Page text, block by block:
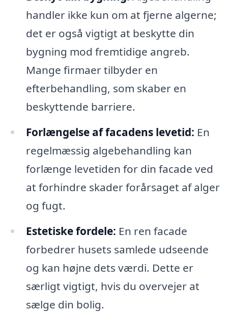
handler ikke kun om at fjerne algerne;
det er også vigtigt at beskytte din
bygning mod fremtidige angreb.
Mange firmaer tilbyder en
efterbehandling, som skaber en
beskyttende barriere.
Forlængelse af facadens levetid: En
regelmæssig algebehandling kan
forlænge levetiden for din facade ved
at forhindre skader forårsaget af alger
og fugt.
Estetiske fordele: En ren facade
forbedrer husets samlede udseende
og kan højne dets værdi. Dette er
særligt vigtigt, hvis du overvejer at
sælge din bolig.